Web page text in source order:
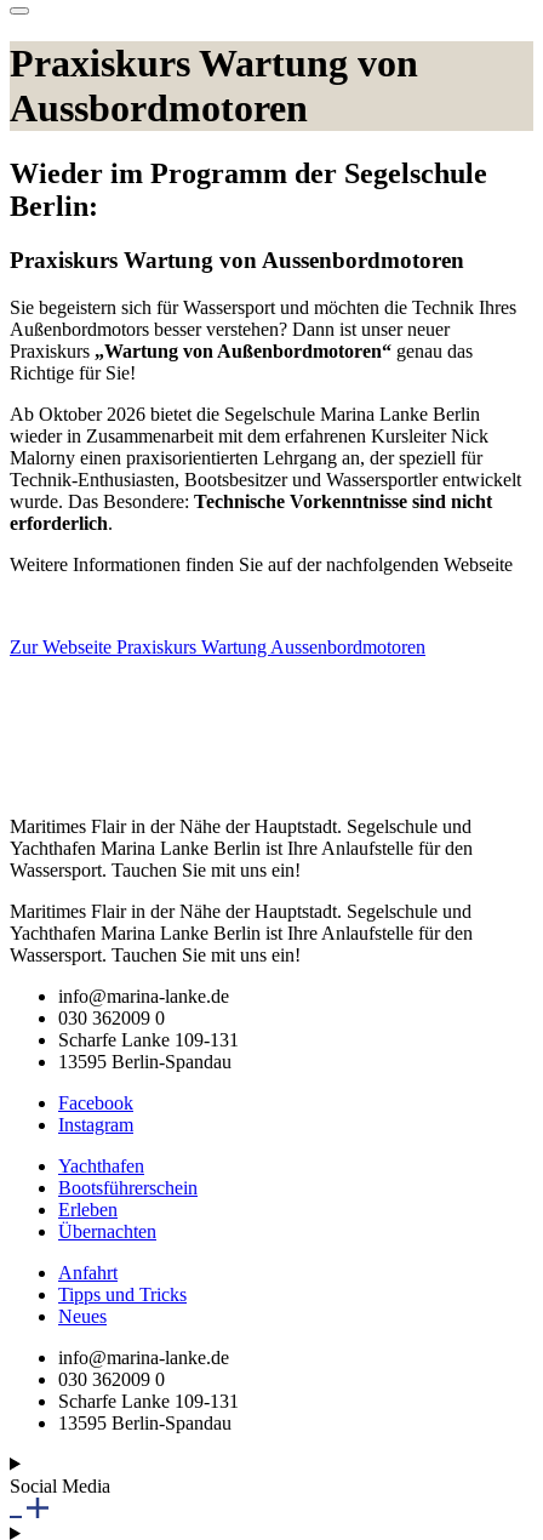
Praxiskurs Wartung von
Aussbordmotoren
Wieder im Programm der Segelschule
Berlin:
Praxiskurs Wartung von Aussenbordmotoren
Sie begeistern sich für Wassersport und möchten die Technik Ihres
Außenbordmotors besser verstehen? Dann ist unser neuer
Praxiskurs „Wartung von Außenbordmotoren“ genau das
Richtige für Sie!
Ab Oktober 2026 bietet die Segelschule Marina Lanke Berlin
wieder in Zusammenarbeit mit dem erfahrenen Kursleiter Nick
Malorny einen praxisorientierten Lehrgang an, der speziell für
Technik-Enthusiasten, Bootsbesitzer und Wassersportler entwickelt
wurde. Das Besondere: Technische Vorkenntnisse sind nicht
erforderlich.
Weitere Informationen finden Sie auf der nachfolgenden Webseite
Zur Webseite Praxiskurs Wartung Aussenbordmotoren
Maritimes Flair in der Nähe der Hauptstadt. Segelschule und
Yachthafen Marina Lanke Berlin ist Ihre Anlaufstelle für den
Wassersport. Tauchen Sie mit uns ein!
Maritimes Flair in der Nähe der Hauptstadt. Segelschule und
Yachthafen Marina Lanke Berlin ist Ihre Anlaufstelle für den
Wassersport. Tauchen Sie mit uns ein!
info@marina-lanke.de
030 362009 0
Scharfe Lanke 109-131
13595 Berlin-Spandau
Facebook
Instagram
Yachthafen
Bootsführerschein
Erleben
Übernachten
Anfahrt
Tipps und Tricks
Neues
info@marina-lanke.de
030 362009 0
Scharfe Lanke 109-131
13595 Berlin-Spandau
Social Media